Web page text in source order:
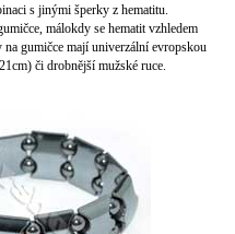
s jinými šperky z hematitu.
málokdy se hematit vzhledem
na gumičce mají univerzální evropskou
či drobnější mužské ruce.